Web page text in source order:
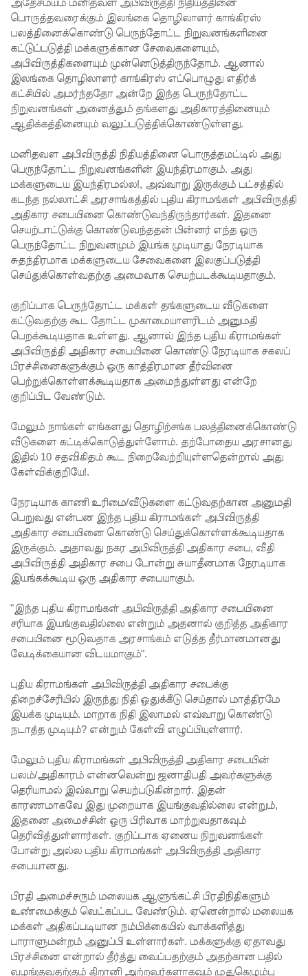
சாட்சியம
ளிக்க
நீதிமன்றம்
உத்தரவு!
நேற்றைய
சிறை
மோதலில்
கைதி
ஒருவர்
பலி!
நாட்டில்
தொடரும்
சிறைக்கல
வரங்கள் -
முப்படையி
னருக்கு
விடுக்கப்ப
ட்ட
அறிவிப்பு!
வாயிற்கத
வை
முற்றுகை
பல்லன்சே
கைதிகள்!
பேராத
னைப்
பல்கலை
களுக்கா
ன முக்கிய
அறிவிப்பு
பள்ளஞ்
சேனை
சிறையில்
பதற்றம்:
கைதிகள்
கூரையில்
அதேசமயம் மனிதவள அபிவிருத்தி நிதியத்தினை
பொருத்தவரைக்கும் இலங்கை தொழிலாளர் காங்கிரஸ்
பலத்தினைக்கொண்டு பெருந்தோட்ட நிறுவனங்களினை
கட்டுப்படுத்தி மக்களுக்கான சேவைகளையும்,
அபிவிருத்திகளையும் முன்னெடுத்திருந்தோம். ஆனால்
இலங்கை தொழிலாளர் காங்கிரஸ் எப்பொழுது எதிர்க்
கட்சியில் அமர்ந்ததோ அன்றே இந்த பெருந்தோட்ட
நிறுவனங்கள் அனைத்தும் தங்களது அதிகாரத்தினையும்
ஆதிக்கத்தினையும் வலுப்படுத்திக்கொண்டுள்ளது.
மனிதவள அபிவிருத்தி நிதியத்தினை பொருத்தமட்டில் அது
பெருந்தோட்ட நிறுவனங்களின் இயந்திரமாகும். அது
மக்களுடைய இயந்திரமல்ல!, அவ்வாறு இருக்கும் பட்சத்தில்
கடந்த நல்லாட்சி அரசாங்கத்தில் புதிய கிராமங்கள் அபிவிருத்தி
அதிகார சபையினை கொண்டுவந்திருந்தார்கள். இதனை
செயற்பாட்டுக்கு கொண்டுவந்ததன் பின்னர் எந்த ஒரு
பெருந்தோட்ட நிறுவனமும் இயங்க முடியாது நேரடியாக
சுதந்திரமாக மக்களுடைய சேவைகளை இலகுப்படுத்தி
செய்துக்கொள்வதற்கு அமைவாக செயற்படக்கூடியதாகும்.
குறிப்பாக பெருந்தோட்ட மக்கள் தங்களுடைய வீடுகளை
கட்டுவதற்கு கூட தோட்ட முகாமையாளரிடம் அனுமதி
பெறக்கூடியதாக உள்ளது. ஆனால் இந்த புதிய கிராமங்கள்
அபிவிருத்தி அதிகார சபையினை கொண்டு நேரடியாக சகலப்
பிரச்சினைகளுக்கும் ஒரு காத்திரமான தீர்வினை
பெற்றுக்கொள்ளக்கூடியதாக அமைந்துள்ளது என்றே
குறிப்பிட வேண்டும்.
மேலும் நாங்கள் எங்களது தொழிற்சங்க பலத்தினைக்கொண்டு
வீடுகளை கட்டிக்கொடுத்துள்ளோம். தற்போதைய அரசானது
இதில் 10 சதவிகிதம் கூட நிறைவேற்றியுள்ளதென்றால் அது
கேள்விக்குறியே!.
நேரடியாக காணி உரிமை/வீடுகளை கட்டுவதற்கான அனுமதி
பெறுவது என்பன இந்த புதிய கிராமங்கள் அபிவிருத்தி
அதிகார சபையினை கொண்டு செய்துக்கொள்ளக்கூடியதாக
இருக்கும். அதாவது நகர அபிவிருத்தி அதிகார சபை, வீதி
அபிவிருத்தி அதிகார சபை போன்று சுயாதீனமாக நேரடியாக
இயங்கக்கூடிய ஒரு அதிகார சபையாகும்.
"இந்த புதிய கிராமங்கள் அபிவிருத்தி அதிகார சபையினை
சரியாக இயங்குவதில்லை என்றும் அதனால் குறித்த அதிகார
சபையினை மூடுவதாக அரசாங்கம் எடுத்த தீர்மானமானது
வேடிக்கையான விடயமாகும்".
புதிய கிராமங்கள் அபிவிருத்தி அதிகார சபைக்கு
திறைச்சேரியில் இருந்து நிதி ஒதுக்கீடு செய்தால் மாத்திரமே
இயக்க முடியும். மாறாக நிதி இலாமல் எவ்வாறு கொண்டு
நடாத்த முடியும்? என்றும் கேள்வி எழுப்பியுள்ளார்.
மேலும் புதிய கிராமங்கள் அபிவிருத்தி அதிகார சபையின்
பலம்/அதிகாரம் என்னவென்று ஜனாதிபதி அவர்களுக்கு
தெரியாமல் இவ்வாறு செயற்படுகின்றார். இதன்
காரணமாகவே இது முறையாக இயங்குவதில்லை என்றும்,
இதனை அமைச்சின் ஒரு பிரிவாக மாற்றுவதாகவும்
தெரிவித்துள்ளார்கள். குறிப்பாக ஏனைய நிறுவனங்கள்
போன்று அல்ல புதிய கிராமங்கள் அபிவிருத்தி அதிகார
சபையானது.
பிரதி அமைச்சரும் மலையக ஆளுங்கட்சி பிரதிநிதிகளும்
உண்மைக்கும் வெட்கப்பட வேண்டும். ஏனென்றால் மலையக
மக்கள் அதிகப்படியான நம்பிக்கையில் வாக்களித்து
பாராளுமன்றம் அனுப்பி உள்ளார்கள். மக்களுக்கு ஏதாவது
பிரச்சினை என்றால் தீர்த்து வைப்பதற்கும் அதற்கான பதில்
வழங்குவதற்கும் திறானி அற்றவர்களாகவும் முதுகெழும்பு